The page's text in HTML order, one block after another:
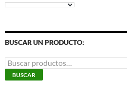
BUSCAR UN PRODUCTO:
Buscar
por:
BUSCAR